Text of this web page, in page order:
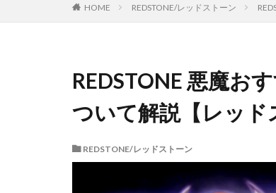
HOME REDSTONE/レッドストーン
REDSTONE 悪魔お
ついて解説【レッド
REDSTONE/レッドストーン